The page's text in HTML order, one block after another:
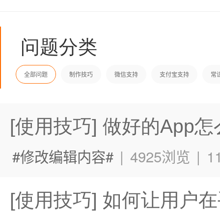
问题分类
全部问题 制作技巧 微信支持 支付宝支持 常
[使用技巧] 做好的App
修改编辑内容 | 4925浏览 |
[使用技巧] 如何让用户